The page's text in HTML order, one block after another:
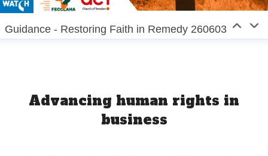
Guidance - Restoring Faith in Remedy 260603
Advancing human rights in
business